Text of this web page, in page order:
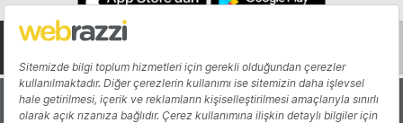
Hakkında Yazarlar